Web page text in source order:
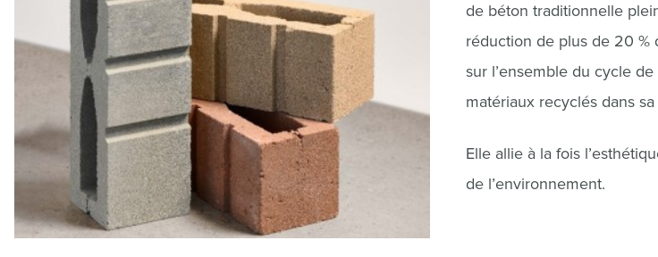
de béton traditionnelle
réduction de plus de 20 %
sur l’ensemble du cycle
matériaux recyclés dans
Elle allie à la fois
de l’environnement.